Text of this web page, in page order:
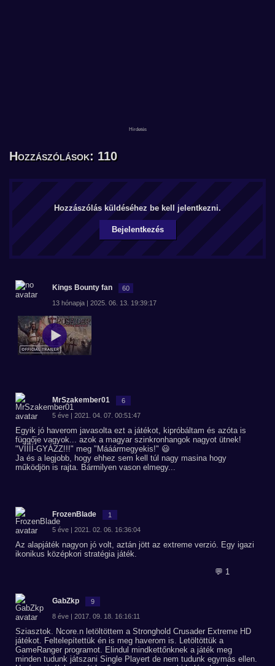
Hozzászólások: 110
Hozzászólás küldéséhez be kell jelentkezni.
Bejelentkezés
Kings Bounty fan 60
13 hónapja | 2025. 06. 13. 19:39:17
MrSzakember01 6
5 éve | 2021. 04. 07. 00:51:47
Egyik jó haverom javasolta ezt a játékot, kipróbáltam és azóta is
függője vagyok... azok a magyar szinkronhangok nagyot ütnek!
"VÍÍÍÍ-GYÁZZ!!!" meg "Mááármegyekis!" 😃
Ja és a legjobb, hogy ehhez sem kell túl nagy masina hogy
működjön is rajta. Bármilyen vason elmegy...
FrozenBlade 1
5 éve | 2021. 02. 06. 16:36:04
Az alapjáték nagyon jó volt, aztán jött az extreme verzió. Egy igazi
ikonikus középkori stratégia játék.
💬 1
GabZkp 9
8 éve | 2017. 09. 18. 16:16:11
Sziasztok. Ncore.n letöltöttem a Stronghold Crusader Extreme HD
játékot. Feltelepítettük én is meg haverom is. Letöltöttük a
GameRanger programot. Elindul mindkettőnknek a játék meg
minden tudunk játszani Single Playert de nem tudunk egymás ellen.